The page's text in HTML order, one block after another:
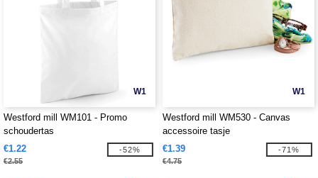
W1
Westford mill WM101 - Promo
schoudertas
€1.22
€2.55
-52%
W1
Westford mill WM530 - Canvas
accessoire tasje
€1.39
€4.75
-71%